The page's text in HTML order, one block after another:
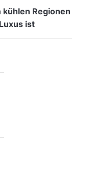
Regionen
ist